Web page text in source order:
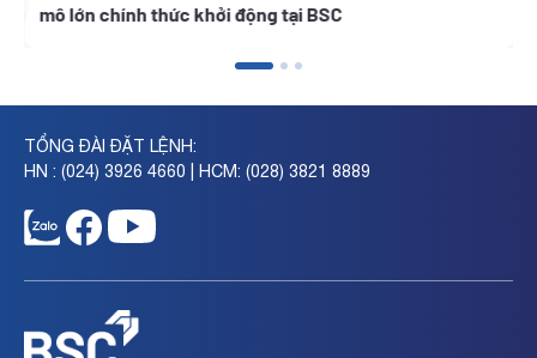
mô lớn chính thức khởi động tại BSC
TỔNG ĐÀI ĐẶT LỆNH:
HN : (024) 3926 4660 | HCM: (028) 3821 8889